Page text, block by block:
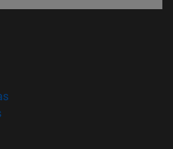
ventana)
(abre en nueva ventana)
(abre en nueva ventana)